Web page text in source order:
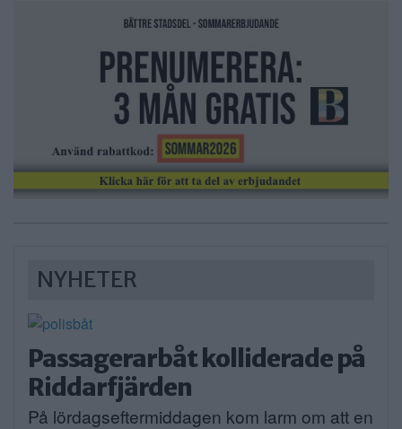
NYHETER
Passagerarbåt kolliderade på
Riddarfjärden
På lördagseftermiddagen kom larm om att en